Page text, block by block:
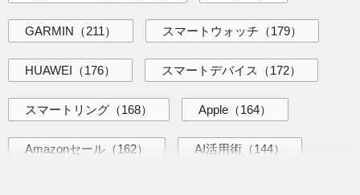
GARMIN （211） スマートウォッチ （179）
HUAWEI （176） スマートデバイス （172）
スマートリング （168） Apple （164）
Amazonセール （162） AI活用術 （144）